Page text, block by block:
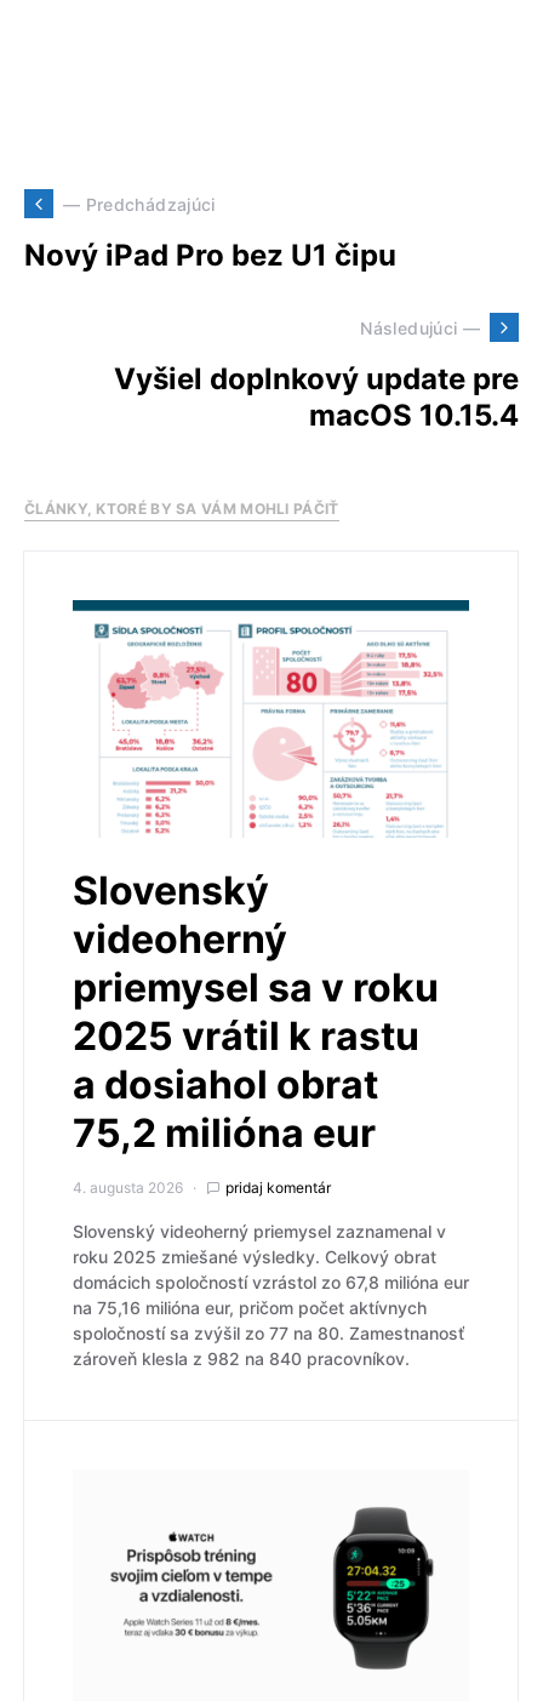
— Predchádzajúci
Nový iPad Pro bez U1 čipu
Následujúci —
Vyšiel doplnkový update pre
macOS 10.15.4
ČLÁNKY, KTORÉ BY SA VÁM MOHLI PÁČIŤ
Slovenský
videoherný
priemysel sa v roku
2025 vrátil k rastu
a dosiahol obrat
75,2 milióna eur
4. augusta 2026 pridaj komentár
Slovenský videoherný priemysel zaznamenal v
roku 2025 zmiešané výsledky. Celkový obrat
domácich spoločností vzrástol zo 67,8 milióna eur
na 75,16 milióna eur, pričom počet aktívnych
spoločností sa zvýšil zo 77 na 80. Zamestnanosť
zároveň klesla z 982 na 840 pracovníkov.